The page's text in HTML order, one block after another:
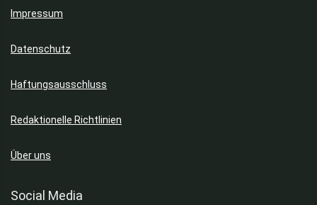
Impressum
Datenschutz
Haftungsausschluss
Redaktionelle Richtlinien
Über uns
Social Media